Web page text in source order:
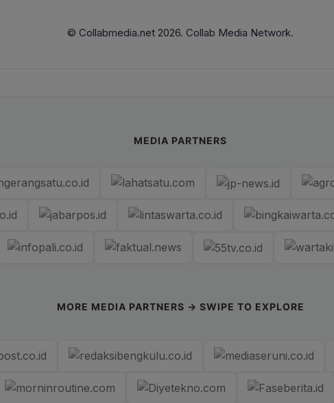
© Collabmedia.net 2026. Collab Media Network.
MEDIA PARTNERS
MORE MEDIA PARTNERS → SWIPE TO EXPLORE